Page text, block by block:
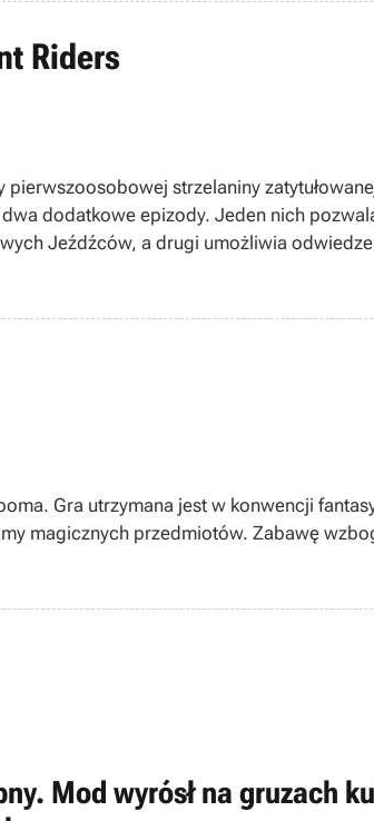
Riders
strzelaniny zatytułowanej
dodatkowe epizody. Jeden nich
Jeźdźców, a drugi umożliwia
Gra utrzymana jest w konwencji
magicznych przedmiotów. Zabawę
Mod wyrósł na gruzach